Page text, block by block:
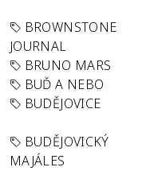
BROWNSTONE
JOURNAL
BRUNO MARS
BUĎ A NEBO
BUDĚJOVICE
BUDĚJOVICKÝ
MAJÁLES